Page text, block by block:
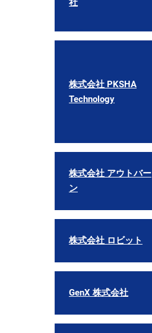
社
株式会社 PKSHA
Technology
株式会社 アウトバー
ン
株式会社 ロビット
GenX 株式会社